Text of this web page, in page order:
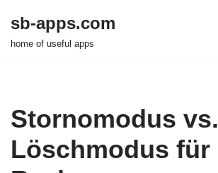
Zum
sb-apps.com
home of useful apps
Stornomodus vs.
Löschmodus für